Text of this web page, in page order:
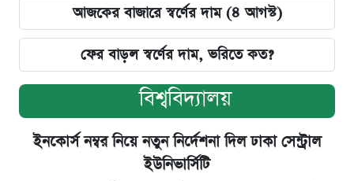
আজকের বাজারে স্বর্ণের দাম (৪ আগস্ট)
ফের বাড়ল স্বর্ণের দাম, ভরিতে কত?
বিশ্ববিদ্যালয়
ইনকোর্স নম্বর নিয়ে নতুন নির্দেশনা দিল ঢাকা সেন্ট্রাল
ইউনিভার্সিটি